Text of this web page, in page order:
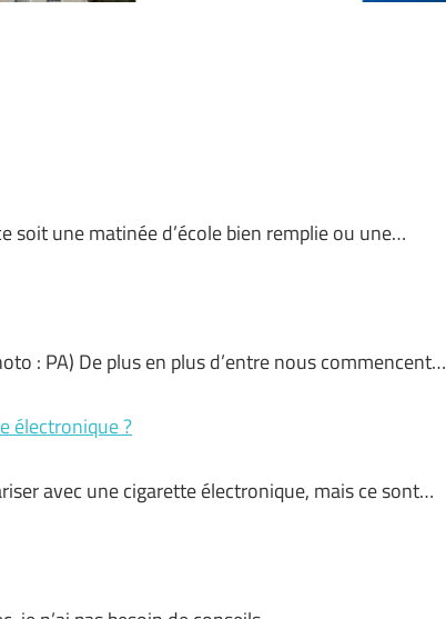
soit une matinée d’école bien remplie ou une…
: PA) De plus en plus d’entre nous commencent…
électronique ?
avec une cigarette électronique, mais ce sont…